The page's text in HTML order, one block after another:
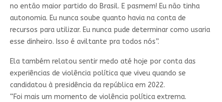
no então maior partido do Brasil. E pasmem! Eu não tinha
autonomia. Eu nunca soube quanto havia na conta de
recursos para utilizar. Eu nunca pude determinar como usaria
esse dinheiro. Isso é aviltante pra todos nós”.
Ela também relatou sentir medo até hoje por conta das
experiências de violência política que viveu quando se
candidatou à presidência da república em 2022.
“Foi mais um momento de violência política extrema.